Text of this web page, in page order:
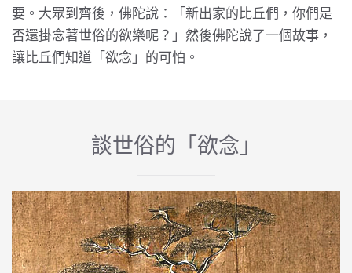
要。大眾到齊後，佛陀說：「新出家的比丘們，你們是
否還掛念著世俗的欲樂呢？」然後佛陀說了一個故事，
讓比丘們知道「欲念」的可怕。
談世俗的「欲念」